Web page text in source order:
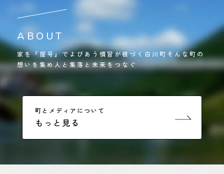
ABOUT
家を『屋号』でよびあう慣習が根づく白川町そんな町の
想いを集め人と集落と未来をつなぐ
町とメディアについて
もっと見る